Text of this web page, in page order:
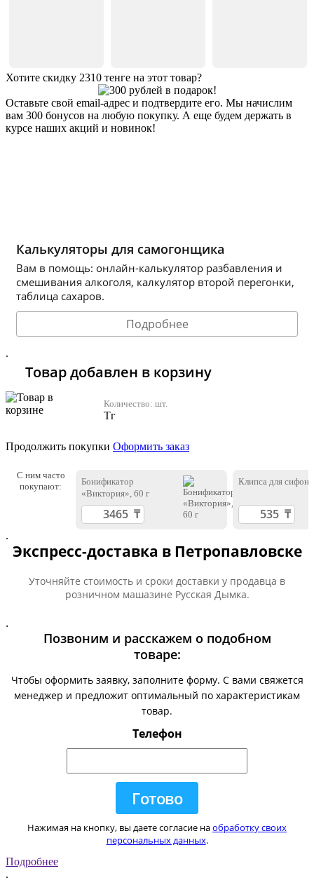
Хотите скидку 2310 тенге на этот товар?
Оставьте свой email-адрес и подтвердите его. Мы начислим
вам 300 бонусов на любую покупку. А еще будем держать в
курсе наших акций и новинок!
Калькуляторы для самогонщика
Вам в помощь: онлайн-калькулятор разбавления и
смешивания алкоголя, калкулятор второй перегонки,
таблица сахаров.
Подробнее
.
Товар добавлен в корзину
Количество: шт.
Тг
Продолжить покупки Оформить заказ
С ним часто
покупают:
Бонификатор
«Виктория», 60 г
Клипса для сифона
.
Экспресс-доставка в Петропавловске
Уточняйте стоимость и сроки доставки у продавца в
розничном машазине Русская Дымка.
.
Позвоним и расскажем о подобном
товаре:
Чтобы оформить заявку, заполните форму. С вами свяжется
менеджер и предложит оптимальный по характеристикам
товар.
Телефон
Нажимая на кнопку, вы даете согласие наобработку своих
персональных данных.
Подробнее
.